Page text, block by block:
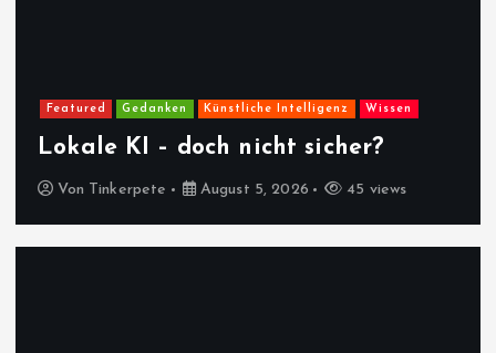
Featured Gedanken Künstliche Intelligenz Wissen
Lokale KI – doch nicht sicher?
Von Tinkerpete August 5, 2026 45 views